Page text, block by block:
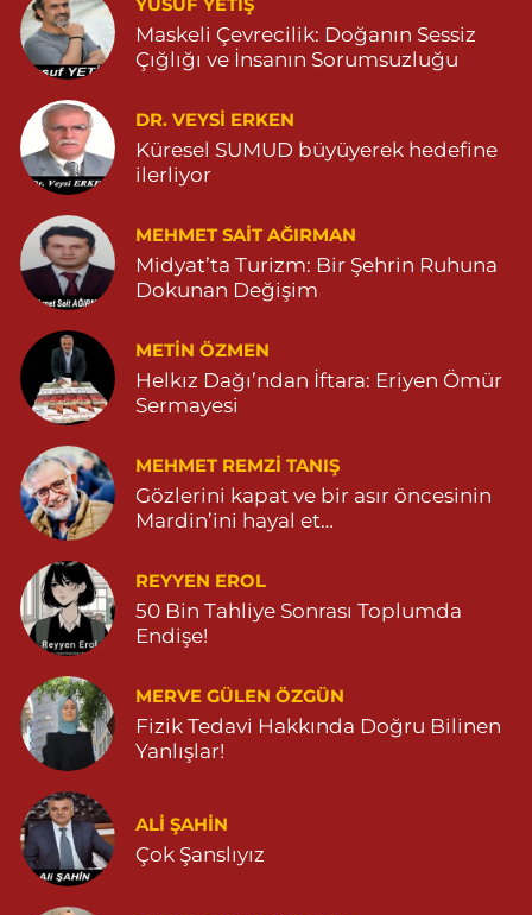
YUSUF YETİŞ
Maskeli Çevrecilik: Doğanın Sessiz
Çığlığı ve İnsanın Sorumsuzluğu
DR. VEYSI ERKEN
Küresel SUMUD büyüyerek hedefine
ilerliyor
MEHMET SAIT AĞIRMAN
Midyat’ta Turizm: Bir Şehrin Ruhuna
Dokunan Değişim
METIN ÖZMEN
Helkız Dağı’ndan İftara: Eriyen Ömür
Sermayesi
MEHMET REMZI TANIŞ
Gözlerini kapat ve bir asır öncesinin
Mardin’ini hayal et…
REYYEN EROL
50 Bin Tahliye Sonrası Toplumda
Endişe!
MERVE GÜLEN ÖZGÜN
Fizik Tedavi Hakkında Doğru Bilinen
Yanlışlar!
ALI ŞAHİN
Çok Şanslıyız